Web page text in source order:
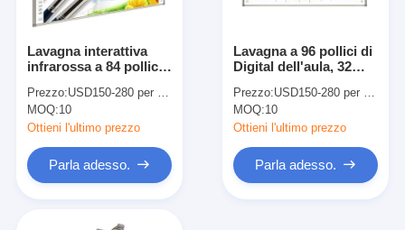
proiettore
Chiosco del touch screen
segnaletica digitale
monitor pubblicitario digitale
schermo intelligente portatile
Lavagna interattiva
infrarossa a 84 pollici
insegnare
Prezzo:USD150-280 per piece
MOQ:10
Ottieni l'ultimo prezzo
Parla adesso.
Lavagna a 96 pollici di
Digital dell'aula, 32
per insegnamento
online
Prezzo:USD150-280 per piece
MOQ:10
Ottieni l'ultimo prezzo
Parla adesso.